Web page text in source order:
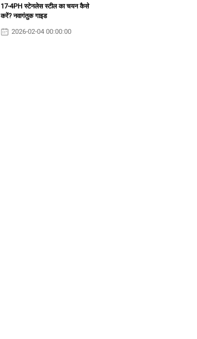
17-4PH स्टेनलेस स्टील का चयन कैसे
करें? नवागंतुक गाइड
2026-02-04 00:00:00